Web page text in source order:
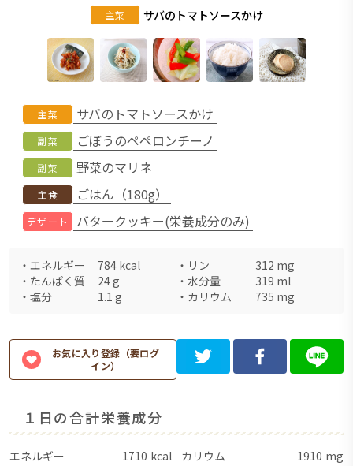
主菜 サバのトマトソースかけ
主菜 サバのトマトソースかけ
副菜 ごぼうのペペロンチーノ
副菜 野菜のマリネ
主食 ごはん（180g）
デザート バタークッキー(栄養成分のみ)
・ エネルギー 784 kcal ・ リン 312 mg
・ たんぱく質 24g ・ 水分量 319 ml
・ 塩分 1.1 g ・ カリウム 735 mg
お気に入り登録（要ログ
イン）
１日の合計栄養成分
エネルギー 1710 kcal カリウム 1910 mg